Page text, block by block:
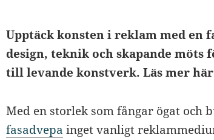
Upptäck konsten i reklam med en
design, teknik och skapande
till levande konstverk. Läs mer
Med en storlek som fångar ögat och
fasadvepa inget vanligt